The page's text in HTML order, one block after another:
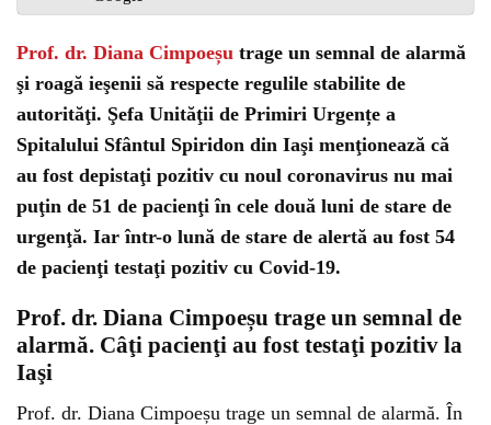
Prof. dr. Diana Cimpoeșu trage un semnal de alarmă
şi roagă ieşenii să respecte regulile stabilite de
autorităţi. Şefa Unităţii de Primiri Urgențe a
Spitalului Sfântul Spiridon din Iaşi menţionează că
au fost depistaţi pozitiv cu noul coronavirus nu mai
puţin de 51 de pacienţi în cele două luni de stare de
urgenţă. Iar într-o lună de stare de alertă au fost 54
de pacienţi testaţi pozitiv cu Covid-19.
Prof. dr. Diana Cimpoeșu trage un semnal de
alarmă. Câţi pacienţi au fost testaţi pozitiv la
Iaşi
Prof. dr. Diana Cimpoeșu trage un semnal de alarmă. În